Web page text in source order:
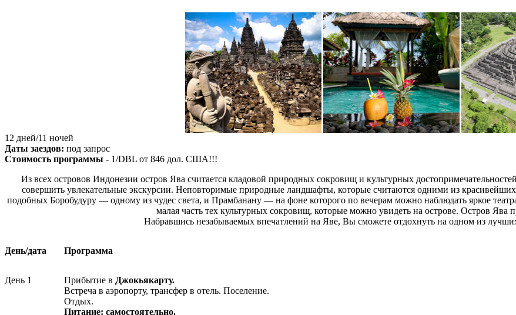
12 дней/11 ночей
Даты заездов: под запрос
Стоимость программы - 1/DBL от 846 дол. США!!!
Из всех островов Индонезии остров Ява считается кладовой природных сокровищ и культурных
совершить увлекательные экскурсии. Неповторимые природные ландшафты, которые считаются одними из
подобных Боробудуру — одному из чудес света, и Прамбанану — на фоне которого по вечерам можно наблюдать яркое
малая часть тех культурных сокровищ, которые можно увидеть на острове. Остров Ява
Набравшись незабываемых впечатлений на Яве, Вы сможете отдохнуть на одном из
День/дата Программа
День 1 Прибытие в Джокьякарту.
Встреча в аэропорту, трансфер в отель. Поселение.
Отдых.
Питание: самостоятельно.